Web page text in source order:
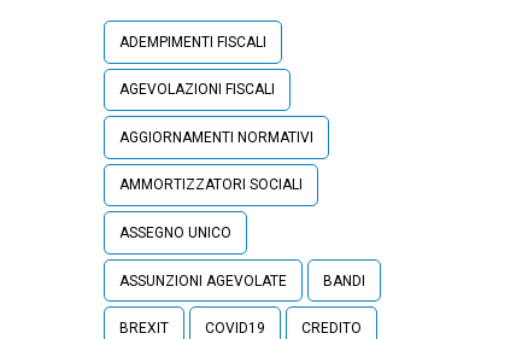
ADEMPIMENTI FISCALI
AGEVOLAZIONI FISCALI
AGGIORNAMENTI NORMATIVI
AMMORTIZZATORI SOCIALI
ASSEGNO UNICO
ASSUNZIONI AGEVOLATE BANDI
BREXIT COVID19 CREDITO